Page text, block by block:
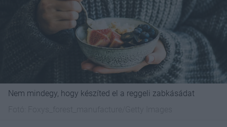
Nem mindegy, hogy készíted el a reggeli zabkásádat